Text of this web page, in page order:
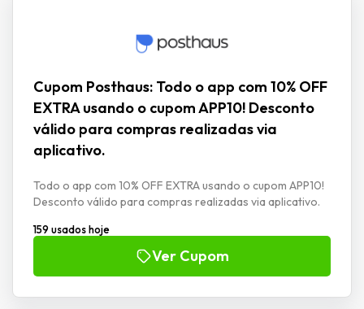
Cupom Posthaus: Todo o app com 10% OFF
EXTRA usando o cupom APP10! Desconto
válido para compras realizadas via
aplicativo.
Todo o app com 10% OFF EXTRA usando o cupom APP10!
Desconto válido para compras realizadas via aplicativo.
159 usados hoje
Ver Cupom